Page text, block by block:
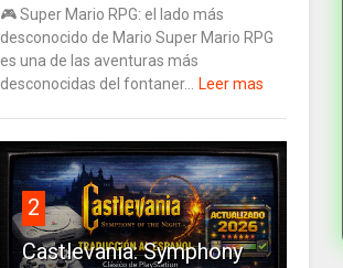
🎮 Super Mario RPG: el lado más
desconocido de Mario Super Mario RPG
es una de las aventuras más
desconocidas del fontaner...
Leer mas
2
Castlevania: Symphony